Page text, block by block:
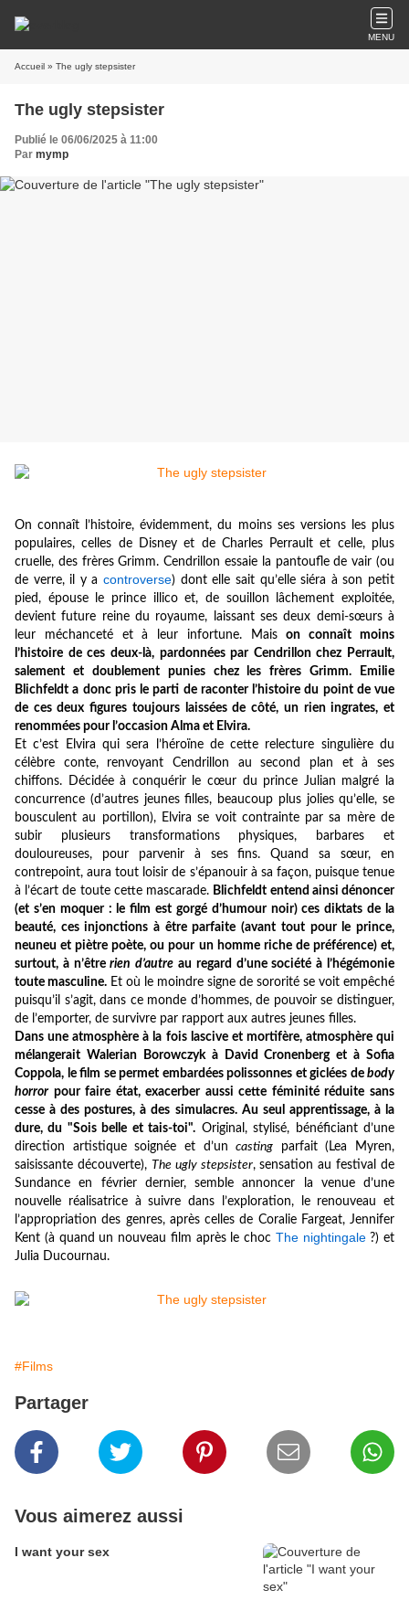
MENU
Accueil » The ugly stepsister
The ugly stepsister
Publié le 06/06/2025 à 11:00
Par mymp
On connaît l’histoire, évidemment, du moins ses versions les plus
populaires, celles de Disney et de Charles Perrault et celle, plus
cruelle, des frères Grimm. Cendrillon essaie la pantoufle de vair (ou
de verre, il y acontroverse) dont elle sait qu’elle siéra à son petit
pied, épouse le prince illico et, de souillon lâchement exploitée,
devient future reine du royaume, laissant ses deux demi-sœurs à
leur méchanceté et à leur infortune. Maison connaît moins
l’histoire de ces deux-là, pardonnées par Cendrillon chez Perrault,
salement et doublement punies chez les frères Grimm. Emilie
Blichfeldt a donc pris le parti de raconter l’histoire du point de vue
de ces deux figures toujours laissées de côté, un rien ingrates, et
renommées pour l’occasion Alma et Elvira.
Et c’est Elvira qui sera l’héroïne de cette relecture singulière du
célèbre conte, renvoyant Cendrillon au second plan et à ses
chiffons. Décidée à conquérir le cœur du prince Julian malgré la
concurrence (d’autres jeunes filles, beaucoup plus jolies qu’elle, se
bousculent au portillon), Elvira se voit contrainte par sa mère de
subir plusieurs transformations physiques, barbares et
douloureuses, pour parvenir à ses fins. Quand sa sœur, en
contrepoint, aura tout loisir de s’épanouir à sa façon, puisque tenue
à l’écart de toute cette mascarade. Blichfeldt entend ainsi dénoncer
(et s’en moquer : le film est gorgé d’humour noir) ces diktats de la
beauté, ces injonctions à être parfaite (avant tout pour le prince,
neuneu et piètre poète, ou pour un homme riche de préférence) et,
surtout, à n’êtrerien d’autre au regard d’une société à l’hégémonie
toute masculine. Et où le moindre signe de sororité se voit empêché
puisqu’il s’agit, dans ce monde d’hommes, de pouvoir se distinguer,
de l’emporter, de survivre par rapport aux autres jeunes filles.
Dans une atmosphère à la fois lascive et mortifère, atmosphère qui
mélangerait Walerian Borowczyk à David Cronenberg et à Sofia
Coppola, le film se permet embardées polissonnes et giclées de body
horrorpour faire état, exacerber aussi cette féminité réduite sans
cesse à des postures, à des simulacres. Au seul apprentissage, à la
dure, du "Sois belle et tais-toi". Original, stylisé, bénéficiant d’une
direction artistique soignée et d’uncasting parfait (Lea Myren,
saisissante découverte), The ugly stepsister, sensation au festival de
Sundance en février dernier, semble annoncer la venue d’une
nouvelle réalisatrice à suivre dans l’exploration, le renouveau et
l’appropriation des genres, après celles de Coralie Fargeat, Jennifer
Kent (à quand un nouveau film après le choc The nightingale?) et
Julia Ducournau.
#Films
Partager
Vous aimerez aussi
I want your sex